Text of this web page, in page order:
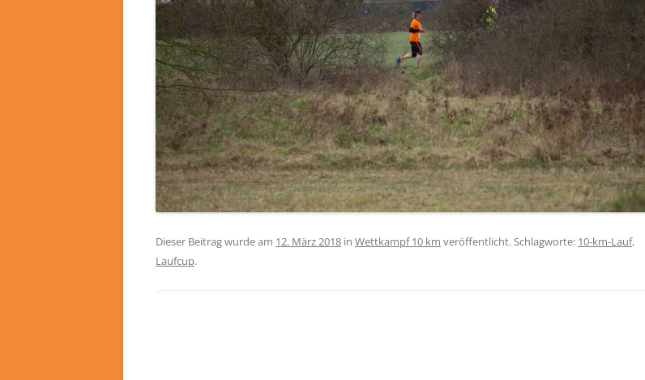
Dieser Beitrag wurde am 12. März 2018 in Wettkampf 10 km veröffentlicht. Schlagworte: 10-km-Lauf,
Laufcup.